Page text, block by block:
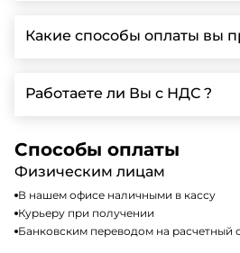
Ленинградской области, у нас
автопарк, для обеспечения
Какие способы оплаты вы
включая наличные, банковские
кредитные карты. Подробную
Работаете ли Вы с НДС ?
налогообложения, т.е с НДС 20%
Способы оплаты
Физическим лицам
В нашем офисе наличными в кассу
Курьеру при получении
Банковским переводом на расчетный